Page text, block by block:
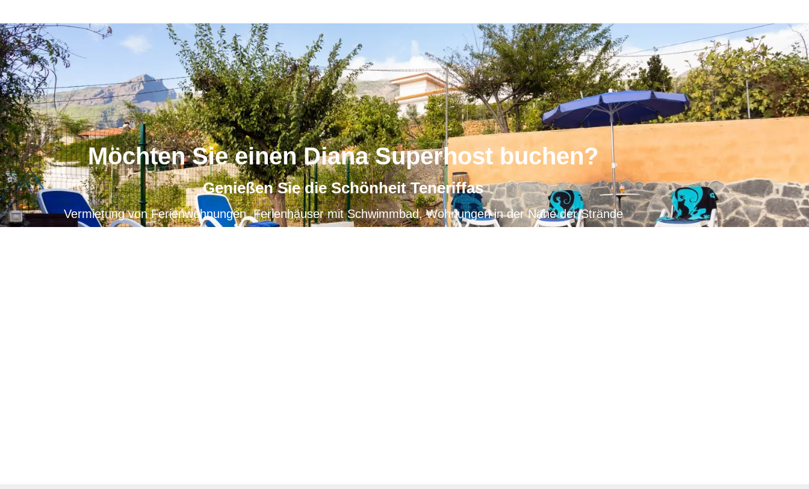
Möchten Sie einen Diana Superhost buchen?
Genießen Sie die Schönheit Teneriffas
Vermietung von Ferienwohnungen, Ferienhäuser mit Schwimmbad, Wohnungen in der Nähe der Strände
Unsere Unterkünfte